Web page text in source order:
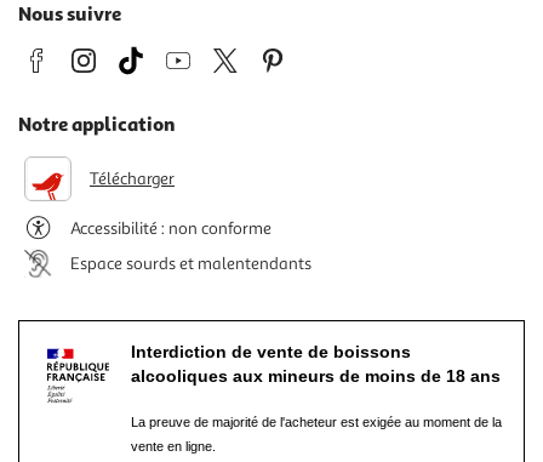
Nous suivre
Notre application
Télécharger
Accessibilité : non conforme
Espace sourds et malentendants
Interdiction de vente de boissons
alcooliques aux mineurs de moins de 18 ans
La preuve de majorité de l'acheteur est exigée au moment de la
vente en ligne.